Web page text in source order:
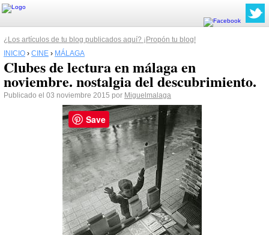
¿Los artículos de tu blog publicados aquí? ¡Propón tu blog!
INICIO › CINE › MÁLAGA
Clubes de lectura en málaga en
noviembre. nostalgia del descubrimiento.
Publicado el 03 noviembre 2015 por Miguelmalaga
Save